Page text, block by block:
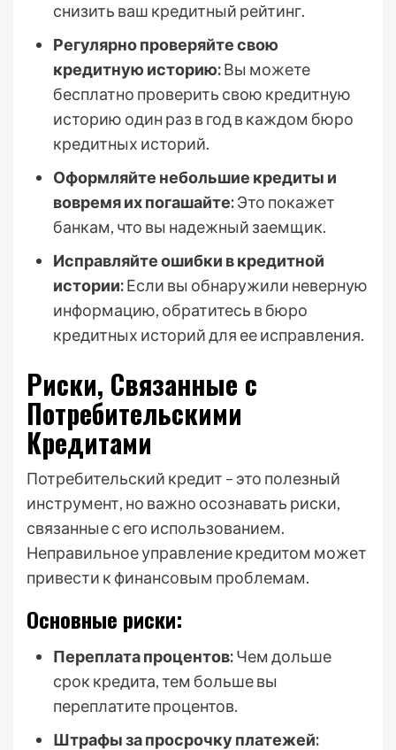
снизить ваш кредитный рейтинг.
Регулярно проверяйте свою
кредитную историю:Вы можете
бесплатно проверить свою кредитную
историю один раз в год в каждом бюро
кредитных историй.
Оформляйте небольшие кредиты и
вовремя их погашайте:Это покажет
банкам, что вы надежный заемщик.
Исправляйте ошибки в кредитной
истории:Если вы обнаружили неверную
информацию, обратитесь в бюро
кредитных историй для ее исправления.
Риски, Связанные с
Потребительскими
Кредитами
Потребительский кредит – это полезный
инструмент, но важно осознавать риски,
связанные с его использованием.
Неправильное управление кредитом может
привести к финансовым проблемам.
Основные риски:
Переплата процентов:Чем дольше
срок кредита, тем больше вы
переплатите процентов.
Штрафы за просрочку платежей: